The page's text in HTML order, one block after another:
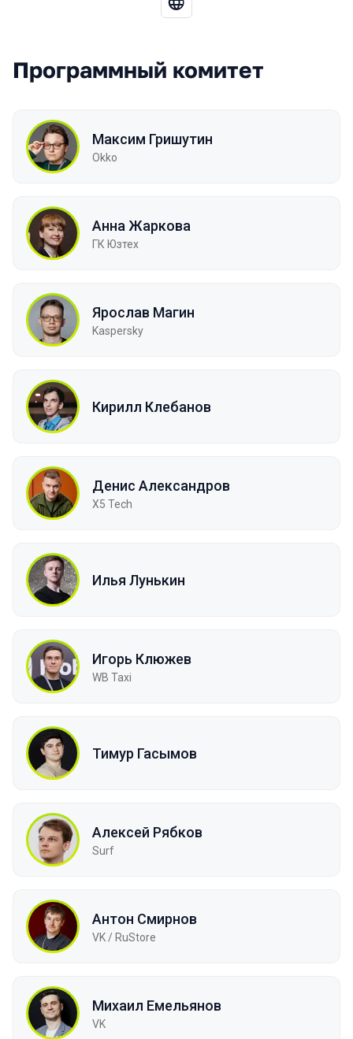
Программный комитет
Максим Гришутин
Okko
Анна Жаркова
ГК Юзтех
Ярослав Магин
Kaspersky
Кирилл Клебанов
Денис Александров
X5 Tech
Илья Лунькин
Игорь Клюжев
WB Taxi
Тимур Гасымов
Алексей Рябков
Surf
Антон Смирнов
VK / RuStore
Михаил Емельянов
VK